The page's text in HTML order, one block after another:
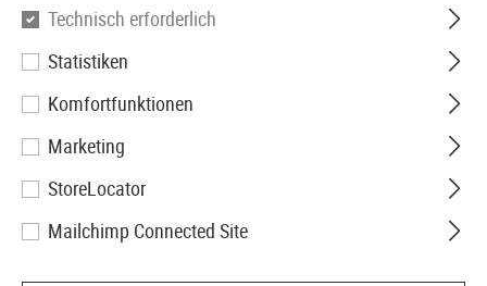
PLATTENTRÄGER
77 Produkte
Technisch erforderlich
Statistiken
Komfortfunktionen
Marketing
StoreLocator
Mailchimp Connected Site